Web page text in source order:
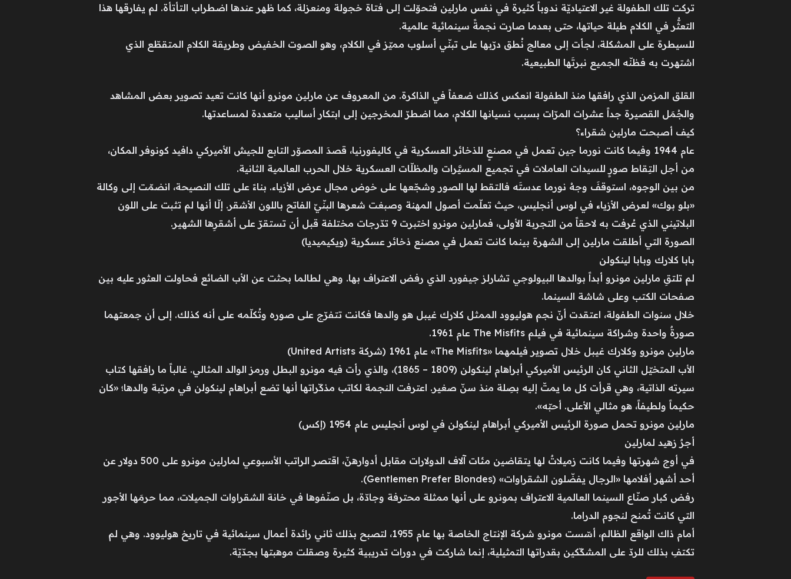
تركت تلك الطفولة غير الاعتياديّة ندوباً كثيرة في نفس مارلين فتحوّلت إلى فتاة خجولة ومنعزلة، كما ظهر عندها اضطراب التأتأة. لم يفارقها هذا
التعثُّر في الكلام طيلة حياتها، حتى بعدما صارت نجمةً سينمائية عالمية.
للسيطرة على المشكلة، لجأت إلى معالج نُطق درّبها على تبنّي أسلوب مميّز في الكلام، وهو الصوت الخفيض وطريقة الكلام المتقطّع الذي
اشتهرت به فظنّه الجميع نبرتَها الطبيعية.
القلق المزمن الذي رافقها منذ الطفولة انعكس كذلك ضعفاً في الذاكرة. من المعروف عن مارلين مونرو أنها كانت تعيد تصوير بعض المشاهد
والجُمَل القصيرة جداً عشرات المرّات بسبب نسيانها الكلام، مما اضطرّ المخرجين إلى ابتكار أساليب متعددة لمساعدتها.
كيف أصبحت مارلين شقراء؟
عام 1944 وفيما كانت نورما جين تعمل في مصنعٍ للذخائر العسكرية في كاليفورنيا، قصدَ المصوّر التابع للجيش الأميركي دافيد كونوفر المكان،
من أجل التِقاط صورٍ للسيدات العاملات في تجميع المسيَّرات والمظلّات العسكرية خلال الحرب العالمية الثانية.
من بين الوجوه، استوقفَ وجهُ نورما عدستَه فالتقط لها الصور وشجّعها على خوض مجال عرض الأزياء. بناءً على تلك النصيحة، انضمّت إلى وكالة
«بلو بوك» لعرض الأزياء في لوس أنجليس، حيث تعلّمت أصول المهنة وصبغت شعرها البنّيّ الفاتح باللون الأشقر. إلّا أنها لم تثبت على اللون
البلاتيني الذي عُرفت به لاحقاً من التجربة الأولى، فمارلين مونرو اختبرت 9 تدّرجات مختلفة قبل أن تستقرّ على أشقرِها الشهير.
الصورة التي أطلقت مارلين إلى الشهرة بينما كانت تعمل في مصنع ذخائر عسكرية (ويكيميديا)
بابا كلارك وبابا لينكولن
لم تلتقِ مارلين مونرو أبداً بوالدها البيولوجي تشارلز جيفورد الذي رفض الاعتراف بها. وهي لطالما بحثت عن الأب الضائع فحاولت العثور عليه بين
صفحات الكتب وعلى شاشة السينما.
خلال سنوات الطفولة، اعتقدت أنّ نجم هوليوود الممثل كلارك غيبل هو والدها فكانت تتفرّج على صوره وتُكلّمه على أنه كذلك. إلى أن جمعتهما
صورةٌ واحدة وشراكة سينمائية في فيلم The Misfits عام 1961.
مارلين مونرو وكلارك غيبل خلال تصوير فيلمهما «The Misfits» عام 1961 (شركة United Artists)
الأب المتخيّل الثاني كان الرئيس الأميركي أبراهام لينكولن (1809 – 1865)، والذي رأت فيه مونرو البطل ورمز الوالد المثالي. غالباً ما رافقها كتاب
سيرته الذاتية، وهي قرأت كل ما يمتّ إليه بصِلة منذ سنّ صغير. اعترفت النجمة لكاتب مذكّراتها أنها تضع أبراهام لينكولن في مرتبة والدها؛ «كان
حكيماً ولطيفاً، هو مثالي الأعلى. أحبّه».
مارلين مونرو تحمل صورة الرئيس الأميركي أبراهام لينكولن في لوس أنجليس عام 1954 (إكس)
أجرٌ زهيد لمارلين
في أوج شهرتها وفيما كانت زميلاتٌ لها يتقاضين مئات آلاف الدولارات مقابل أدوارهنّ، اقتصر الراتب الأسبوعي لمارلين مونرو على 500 دولار عن
أحد أشهر أفلامها «الرجال يفضّلون الشقراوات» (Gentlemen Prefer Blondes).
رفض كبار صنّاع السينما العالمية الاعتراف بمونرو على أنها ممثلة محترفة وجادّة، بل صنّفوها في خانة الشقراوات الجميلات، مما حرمَها الأجور
التي كانت تُمنح لنجوم الدراما.
أمام ذاك الواقع الظالم، أسّست مونرو شركة الإنتاج الخاصة بها عام 1955، لتصبح بذلك ثاني رائدة أعمال سينمائية في تاريخ هوليوود. وهي لم
تكتفِ بذلك للردّ على المشكّكين بقدراتها التمثيلية، إنما شاركت في دورات تدريبية كثيرة وصقلت موهبتها بجدّيّة.